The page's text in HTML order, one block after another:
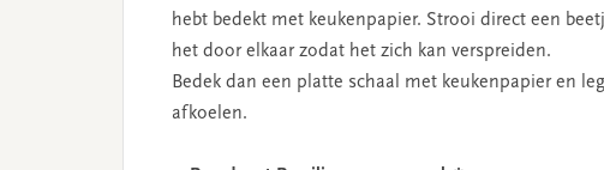
hebt bedekt met keukenpapier. Strooi direct een
het door elkaar zodat het zich kan verspreiden.
Bedek dan een platte schaal met keukenpapier en
afkoelen.